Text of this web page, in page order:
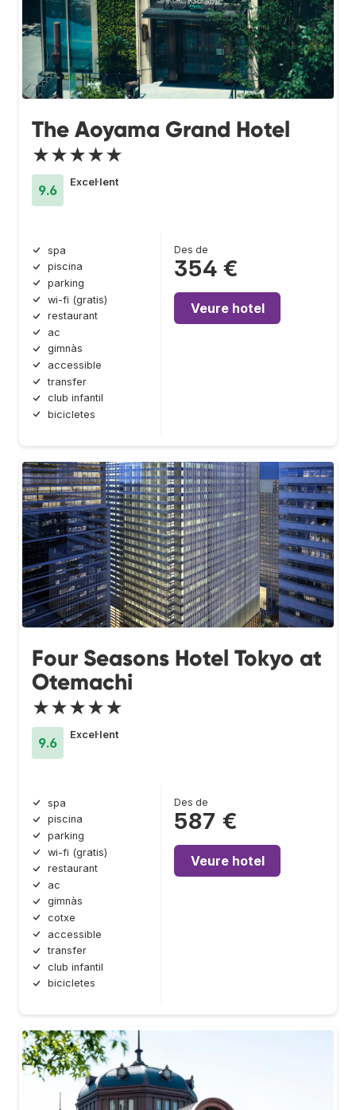
The Aoyama Grand Hotel
★★★★★
9.6
Excel·lent
spa
piscina
parking
wi-fi (gratis)
restaurant
ac
gimnàs
accessible
transfer
club infantil
bicicletes
Des de
354 €
Veure hotel
Four Seasons Hotel Tokyo at
Otemachi
★★★★★
9.6
Excel·lent
spa
piscina
parking
wi-fi (gratis)
restaurant
ac
gimnàs
cotxe
accessible
transfer
club infantil
bicicletes
Des de
587 €
Veure hotel